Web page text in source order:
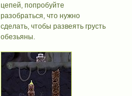
цепей, попробуйте
разобраться, что нужно
сделать, чтобы развеять грусть
обезьяны.